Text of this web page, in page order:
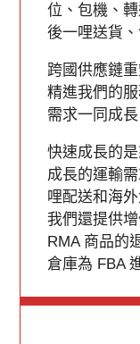
位、包機、
後一哩送貨
跨國供應鏈
精進我們的
需求一同成長
快速成長的
成長的運輸
哩配送和海
我們還提供
RMA 商品的
倉庫為 FBA